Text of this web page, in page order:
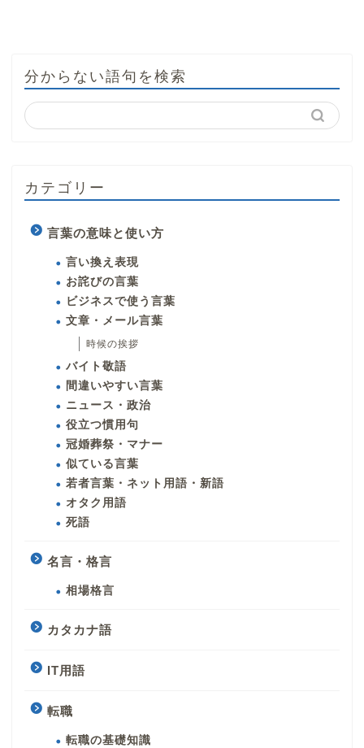
分からない語句を検索
カテゴリー
言葉の意味と使い方
言い換え表現
お詫びの言葉
ビジネスで使う言葉
文章・メール言葉
時候の挨拶
バイト敬語
間違いやすい言葉
ニュース・政治
役立つ慣用句
冠婚葬祭・マナー
似ている言葉
若者言葉・ネット用語・新語
オタク用語
死語
名言・格言
相場格言
カタカナ語
IT用語
転職
転職の基礎知識